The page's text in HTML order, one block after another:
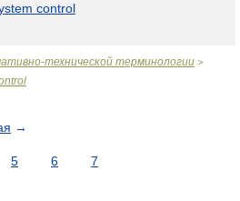
control
технической терминологии >
→
5 6 7